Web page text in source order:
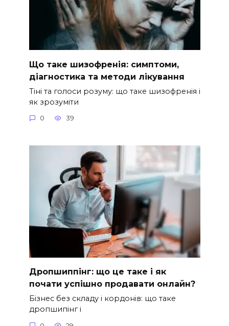
Що таке шизофренія: симптоми,
діагностика та методи лікування
Тіні та голоси розуму: що таке шизофренія і
як зрозуміти
0 39
Дропшиппінг: що це таке і як
почати успішно продавати онлайн?
Бізнес без складу і кордонів: що таке
дропшипінг і